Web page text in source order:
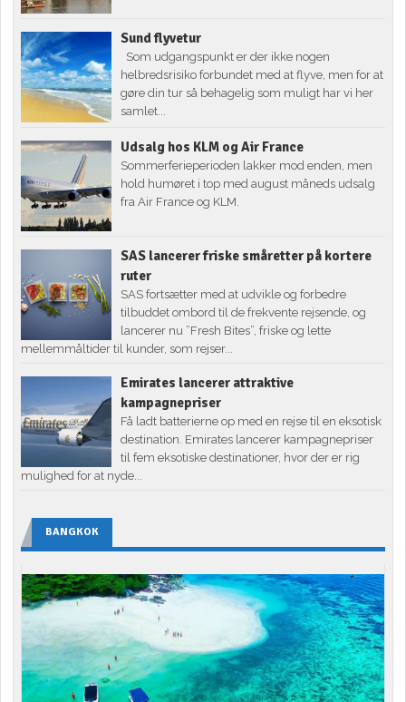
Sund flyvetur
Som udgangspunkt er der ikke nogen
helbredsrisiko forbundet med at flyve, men for at
gøre din tur så behagelig som muligt har vi her
samlet...
Udsalg hos KLM og Air France
Sommerferieperioden lakker mod enden, men
hold humøret i top med august måneds udsalg
fra Air France og KLM.
SAS lancerer friske småretter på kortere
ruter
SAS fortsætter med at udvikle og forbedre
tilbuddet ombord til de frekvente rejsende, og
lancerer nu ”Fresh Bites”, friske og lette
mellemmåltider til kunder, som rejser...
Emirates lancerer attraktive
kampagnepriser
Få ladt batterierne op med en rejse til en eksotisk
destination. Emirates lancerer kampagnepriser
til fem eksotiske destinationer, hvor der er rig
mulighed for at nyde...
BANGKOK